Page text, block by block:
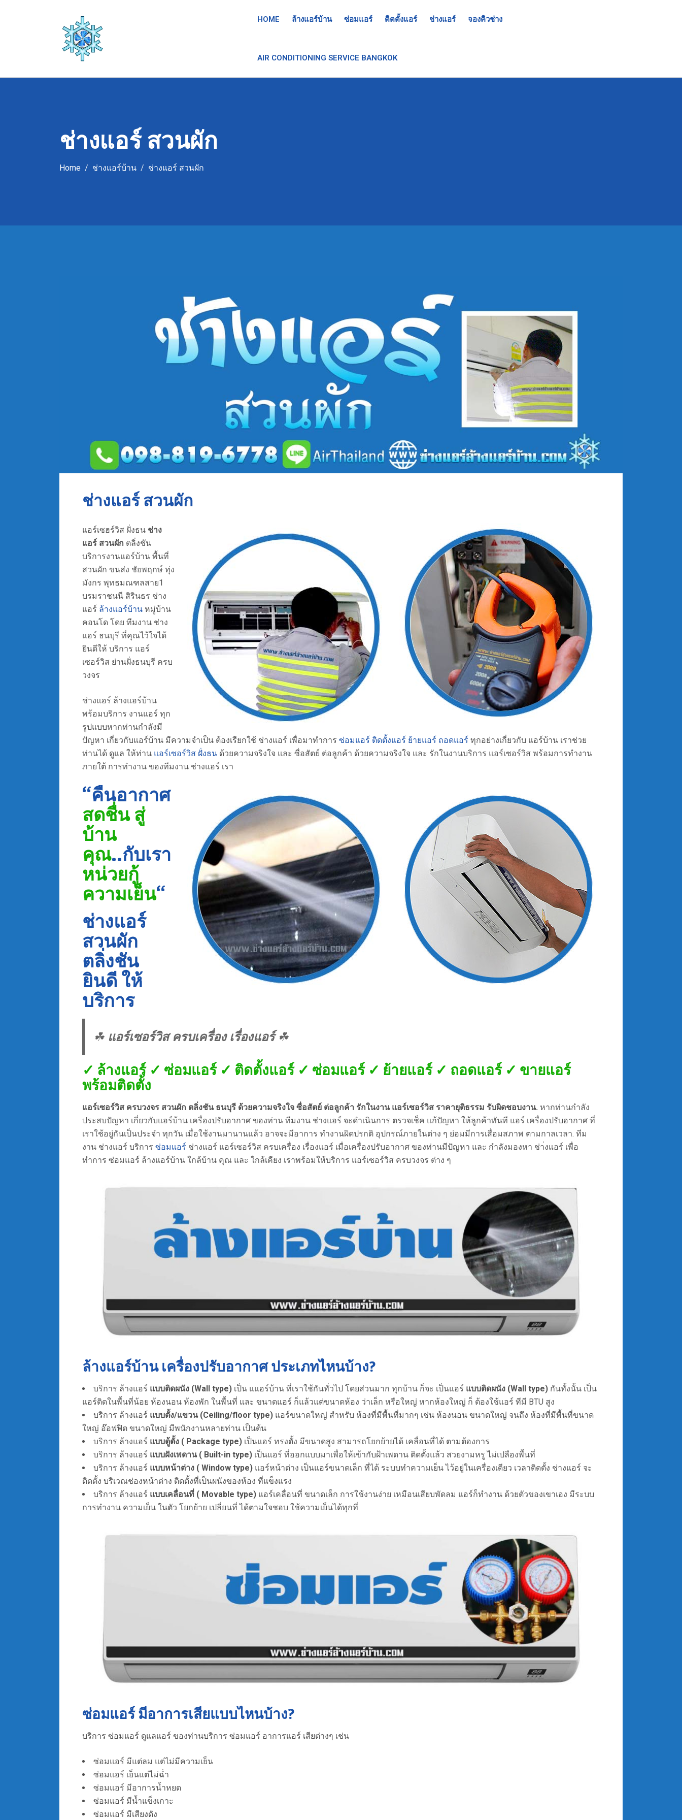
HOME ล้างแอร์บ้าน ซ่อมแอร์ ติตตั้งแอร์ ช่างแอร์ จองคิวช่าง
AIR CONDITIONING SERVICE BANGKOK
ช่างแอร์ สวนผัก
Home ช่างแอร์บ้าน ช่างแอร์ สวนผัก
ช่างแอร์ สวนผัก
แอร์เซฮร์วิส ฝั่งธน ช่าง
แอร์ สวนผัก ตลิ่งชัน
บริการงานแอร์บ้าน พื้นที่
สวนผัก ขนส่ง ชัยพฤกษ์ ทุ่ง
มังกร พุทธมณฑลสาย1
บรมราชนนี สิรินธร ช่าง
แอร์ ล้างแอร์บ้าน หมู่บ้าน
คอนโด โดย ทีมงาน ช่าง
แอร์ ธนบุรี ที่คุณไว้ใจได้
ยินดีให้ บริการ แอร์
เซอร์วิส ย่านฝั่งธนบุรี ครบ
วงจร
ช่างแอร์ ล้างแอร์บ้าน
พร้อมบริการ งานแอร์ ทุก
รูปแบบหากท่านกำลังมี
ปัญหา เกี่ยวกับแอร์บ้าน มีความจำเป็น ต้องเรียกใช้ ช่างแอร์ เพื่อมาทำการ ซ่อมแอร์ ติดตั้งแอร์ ย้ายแอร์ ถอดแอร์ ทุกอย่างเกี่ยวกับ แอร์บ้าน เราช่วย
ท่านได้ ดูแล ให้ท่าน แอร์เซอร์วิส ฝั่งธน ด้วยความจริงใจ และ ซื่อสัตย์ ต่อลูกค้า ด้วยความจริงใจ และ รักในงานบริการ แอร์เซอร์วิส พร้อมการทำงาน
ภายใต้ การทำงาน ของทีมงาน ช่างแอร์ เรา
“คืนอากาศ
สดชื่น สู่
บ้าน
คุณ..กับเรา
หน่วยกู้
ความเย็น“
ช่างแอร์
สวนผัก
ตลิ่งชัน
ยินดี ให้
บริการ
☘ แอร์เซอร์วิส ครบเครื่อง เรื่องแอร์ ☘
✓ ล้างแอร์ ✓ ซ่อมแอร์ ✓ ติดตั้งแอร์ ✓ ซ่อมแอร์ ✓ ย้ายแอร์ ✓ ถอดแอร์ ✓ ขายแอร์
พร้อมติดตั้ง
แอร์เซอร์วิส ครบวงจร สวนผัก ตลิ่งชัน ธนบุรี ด้วยความจริงใจ ซื่อสัตย์ ต่อลูกค้า รักในงาน แอร์เซอร์วิส ราคายุติธรรม รับผิดชอบงาน. หากท่านกำลัง
ประสบปัญหา เกี่ยวกับแอร์บ้าน เครื่องปรับอากาศ ของท่าน ทีมงาน ช่างแอร์ จะดำเนินการ ตรวจเช็ค แก้ปัญหา ให้ลูกค้าทันที แอร์ เครื่องปรับอากาศ ที่
เราใช้อยู่กันเป็นประจำ ทุกวัน เมื่อใช้งานมานานแล้ว อาจจะมีอาการ ทำงานผิดปรกติ อุปกรณ์ภายในต่าง ๆ ย่อมมีการเสื่อมสภาพ ตามกาลเวลา. ทีม
งาน ช่างแอร์ บริการ ซ่อมแอร์ ช่างแอร์ แอร์เซอร์วิส ครบเครื่อง เรื่องแอร์ เมื่อเครื่องปรับอากาศ ของท่านมีปัญหา และ กำลังมองหา ช่า่งแอร์ เพื่อ
ทำการ ซ่อมแอร์ ล้างแอร์บ้าน ใกล้บ้าน คุณ และ ใกล้เคียง เราพร้อมให้บริการ แอร์เซอร์วิส ครบวงจร ต่าง ๆ
ล้างแอร์บ้าน เครื่องปรับอากาศ ประเภทไหนบ้าง?
บริการ ล้างแอร์ แบบติดผนัง (Wall type) เป็น แแอร์บ้าน ที่เราใช้กันทั่วไป โดยส่วนมาก ทุกบ้าน ก็จะ เป็นแอร์ แบบติดผนัง (Wall type) กันทั้งนั้น เป็น
แอร์ติดในพื้นที่น้อย ห้องนอน ห้องพัก ในพื้นที่ และ ขนาดแอร์ ก็แล้วแต่ขนาดห้อง ว่าเล็ก หรือใหญ่ หากห้องใหญ่ ก็ ต้องใช้แอร์ ทีมี BTU สูง
บริการ ล้างแอร์ แบบตั้ง/แขวน (Ceiling/floor type) แอร์ขนาดใหญ่ สำหรับ ห้องที่มีพื้นที่มากๆ เช่น ห้องนอน ขนาดใหญ่ จนถึง ห้องที่มีพื้นที่ขนาด
ใหญ่ อ๊อฟฟิต ขนาดใหญ่ มีพนักงานหลายท่าน เป็นต้น
บริการ ล้างแอร์ แบบตู้ตั้ง ( Package type) เป็นแอร์ ทรงตั้ง มีขนาดสูง สามารถโยกย้ายได้ เคลื่อนที่ได้ ตามต้องการ
บริการ ล้างแอร์ แบบฝังเพดาน ( Built-in type) เป็นแอร์ ที่ออกแบบมาเพื่อให้เข้ากับฝ้าเพดาน ติดตั้งแล้ว สวยงามหรู ไม่เปลืองพื้นที่
บริการ ล้างแอร์ แบบหน้าต่าง ( Window type) แอร์หน้าต่าง เป็นแอร์ขนาดเล็ก ที่ได้ ระบบทำความเย็น ไว้อยู่ในเครื่องเดียว เวลาติดตั้ง ช่างแอร์ จะ
ติดตั้ง บริเวณช่องหน้าต่าง ติดตั้งที่เป็นผนังของห้อง ที่แข็งแรง
บริการ ล้างแอร์ แบบเคลื่อนที่ ( Movable type) แอร์เคลื่อนที่ ขนาดเล็ก การใช้งานง่าย เหมือนเสียบพัดลม แอร์ก็ทำงาน ด้วยตัวของเขาเอง มีระบบ
การทำงาน ความเย็น ในตัว โยกย้าย เปลี่ยนที่ ได้ตามใจชอบ ใช้ความเย็นได้ทุกที่
ซ่อมแอร์ มีอาการเสียแบบไหนบ้าง?
บริการ ซ่อมแอร์ ดูแลแอร์ ของท่านบริการ ซ่อมแอร์ อาการแอร์ เสียต่างๆ เช่น
ซ่อมแอร์ มีแต่ลม แต่ไม่มีความเย็น
ซ่อมแอร์ เย็นแต่ไม่ฉ่ำ
ซ่อมแอร์ มีอาการน้ำหยด
ซ่อมแอร์ มีน้ำแข็งเกาะ
ซ่อมแอร์ มีเสียงดัง